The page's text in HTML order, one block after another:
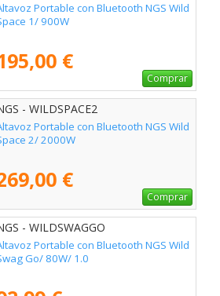
Portable con Bluetooth NGS Wild
1/ 900W
€
Comprar
- WILDSPACE2
Portable con Bluetooth NGS Wild
2/ 2000W
€
Comprar
- WILDSWAGGO
Portable con Bluetooth NGS Wild
Go/ 80W/ 1.0